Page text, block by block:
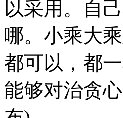
以采用。自
哪。小乘大
都可以，都
能够对治贪